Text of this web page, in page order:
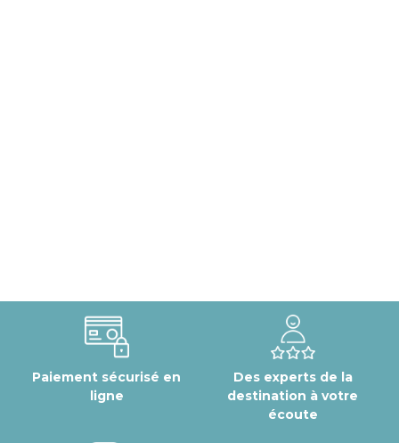
Paiement sécurisé en
ligne
Des experts de la
destination à votre
écoute